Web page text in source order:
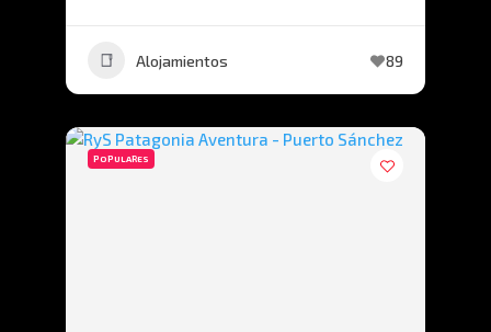
Alojamientos 89
POPULARES